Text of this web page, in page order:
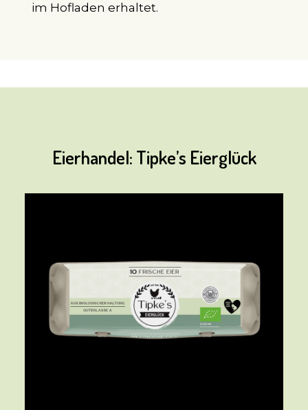
im Hofladen erhaltet.
Eierhandel: Tipke’s Eierglück